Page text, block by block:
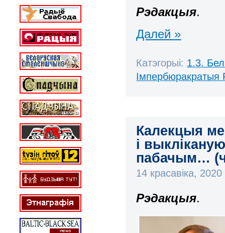
Рэдакцыя.
Далей »
Катэгорыі: 1.3.
Імпербюракратыя
Калекцыя
і
пабачым…
14 красавіка, 2020
Рэдакцыя.